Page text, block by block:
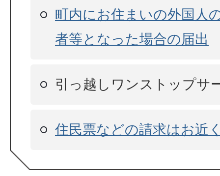
町内にお住まいの外国人
者等となった場合の届出
引っ越しワンストップサ
住民票などの請求はお近